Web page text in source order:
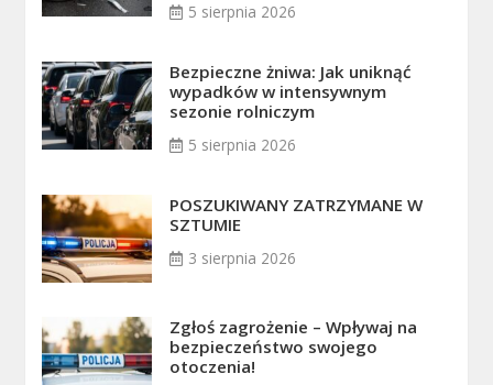
5 sierpnia 2026
Bezpieczne żniwa: Jak uniknąć
wypadków w intensywnym
sezonie rolniczym
5 sierpnia 2026
POSZUKIWANY ZATRZYMANE W
SZTUMIE
3 sierpnia 2026
Zgłoś zagrożenie – Wpływaj na
bezpieczeństwo swojego
otoczenia!